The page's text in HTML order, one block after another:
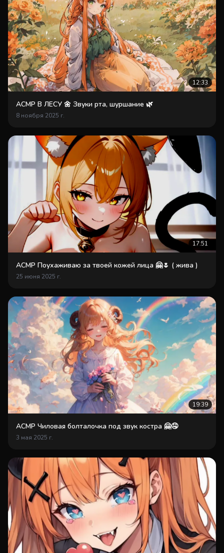
12:33
АСМР В ЛЕСУ 🌼 Звуки рта, шуршание 🌿
8 ноября 2025 г.
17:51
АСМР Поухаживаю за твоей кожей лица 🤗🌷 ( жива )
25 июня 2025 г.
19:39
АСМР Чиловая болталочка под звук костра 🤗🤤
3 мая 2025 г.